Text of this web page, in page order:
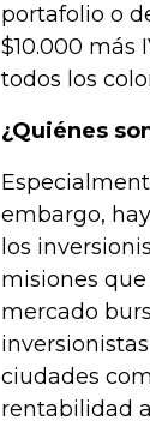
portafolio o
$10.000 más
todos los
¿Quiénes
embargo,
los
misiones
mercado
ciudades
rentabilidad